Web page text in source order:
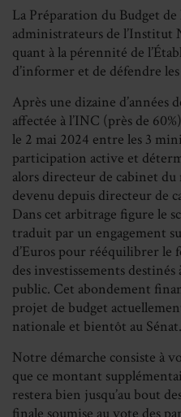
La Préparation du Budget de
administrateurs de l’Institut
quant à la pérennité de
d’informer et de défendre
Après une dizaine d’années
affectée à l’INC (près de
le 2 mai 2024 entre les 3
participation active et
alors directeur de cabinet
devenu depuis directeur de
Dans cet arbitrage figure le
traduit par un engagement
d’Euros pour rééquilibrer
des investissements
public. Cet abondement
projet de budget
nationale et bientôt au Sénat.
Notre démarche consiste à
que ce montant
restera bien jusqu’au bout